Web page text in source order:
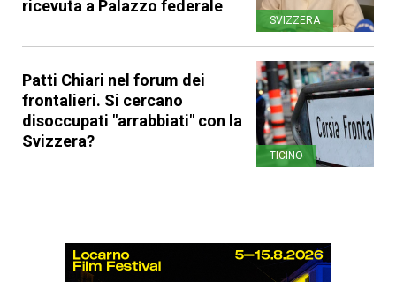
ricevuta a Palazzo federale
SVIZZERA
Patti Chiari nel forum dei
frontalieri. Si cercano
disoccupati "arrabbiati" con la
Svizzera?
TICINO